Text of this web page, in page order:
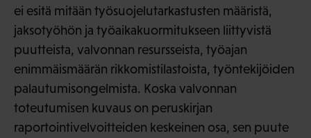
ei esitä mitään työsuojelutarkastusten määristä,
jaksotyöhön ja työaikakuormitukseen liittyvistä
puutteista, valvonnan resursseista, työajan
enimmäismäärän rikkomistilastoista, työntekijöiden
palautumisongelmista. Koska valvonnan
toteutumisen kuvaus on peruskirjan
raportointivelvoitteiden keskeinen osa, sen puute